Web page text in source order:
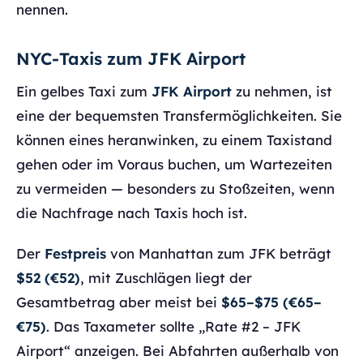
nennen.
NYC-Taxis zum JFK Airport
Ein gelbes Taxi zum JFK Airport zu nehmen, ist
eine der bequemsten Transfermöglichkeiten. Sie
können eines heranwinken, zu einem Taxistand
gehen oder im Voraus buchen, um Wartezeiten
zu vermeiden — besonders zu Stoßzeiten, wenn
die Nachfrage nach Taxis hoch ist.
Der Festpreis von Manhattan zum JFK beträgt
$52 (€52), mit Zuschlägen liegt der
Gesamtbetrag aber meist bei $65–$75 (€65–
€75). Das Taxameter sollte „Rate #2 – JFK
Airport“ anzeigen. Bei Abfahrten außerhalb von